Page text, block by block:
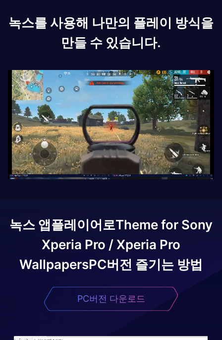
녹스를 사용해 나만의 플레이 방식을
만들 수 있습니다.
녹스 앱플레이어로Theme for Sony
Xperia Pro / Xperia Pro
WallpapersPC버전 즐기는 방법
PC버전 다운로드